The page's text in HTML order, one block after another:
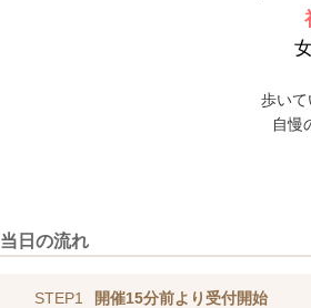
歩いて
自慢
当日の流れ
STEP1 開催15分前より受付開始